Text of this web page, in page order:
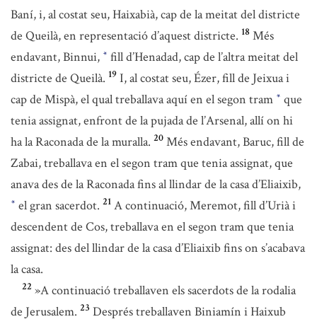
Baní, i, al costat seu, Haixabià, cap de la meitat del districte
de Queilà, en representació d’aquest districte. 18 Més
endavant, Binnui, * fill d’Henadad, cap de l’altra meitat del
districte de Queilà. 19 I, al costat seu, Ézer, fill de Jeixua i
cap de Mispà, el qual treballava aquí en el segon tram * que
tenia assignat, enfront de la pujada de l’Arsenal, allí on hi
ha la Raconada de la muralla. 20 Més endavant, Baruc, fill de
Zabai, treballava en el segon tram que tenia assignat, que
anava des de la Raconada fins al llindar de la casa d’Eliaixib,
* el gran sacerdot. 21 A continuació, Meremot, fill d’Urià i
descendent de Cos, treballava en el segon tram que tenia
assignat: des del llindar de la casa d’Eliaixib fins on s’acabava
la casa.
22 »A continuació treballaven els sacerdots de la rodalia
de Jerusalem. 23 Després treballaven Biniamín i Haixub